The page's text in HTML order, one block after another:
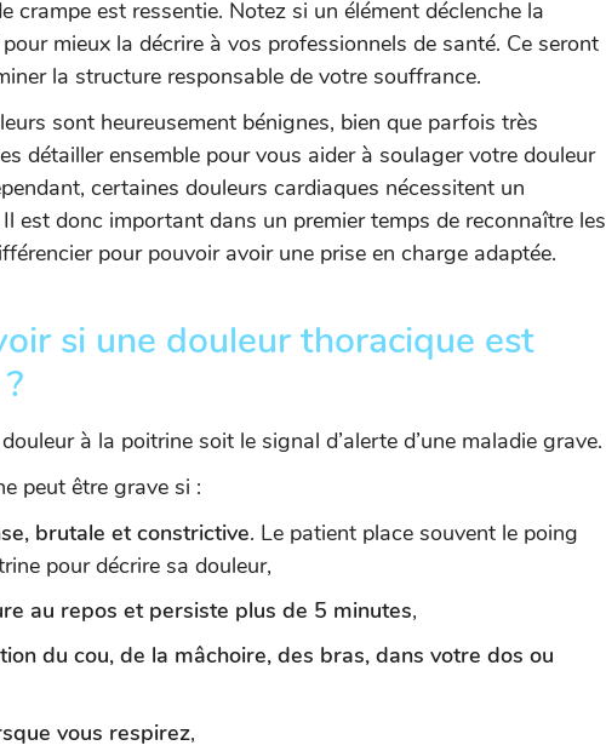
crampe est ressentie. Notez si un élément déclenche la
mieux la décrire à vos professionnels de santé. Ce seront
la structure responsable de votre souffrance.
sont heureusement bénignes, bien que parfois très
détailler ensemble pour vous aider à soulager votre douleur
certaines douleurs cardiaques nécessitent un
est donc important dans un premier temps de reconnaître les
pour pouvoir avoir une prise en charge adaptée.
si une douleur thoracique est
à la poitrine soit le signal d’alerte d’une maladie grave.
peut être grave si :
brutale et constrictive. Le patient place souvent le poing
pour décrire sa douleur,
au repos et persiste plus de 5 minutes,
du cou, de la mâchoire, des bras, dans votre dos ou
vous respirez,